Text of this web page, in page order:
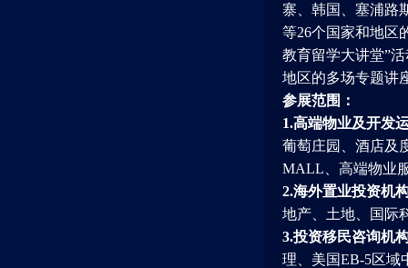
寨、韩国、塞浦路
等26个国家和地区
教育留学大讲堂”
地区的多场专题讲
参展范围：
1.高端物业及开发
葡萄庄园、酒店及
MALL、高端物业
2.海外置业投资机
地产、土地、国际
3.投资移民咨询机
理、美国EB-5区域